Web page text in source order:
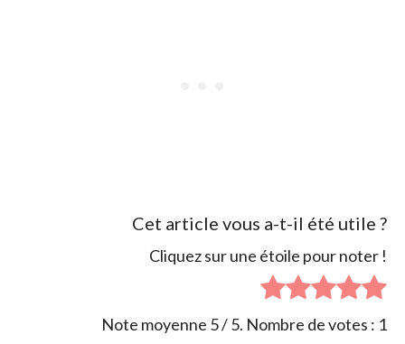
Cet article vous a-t-il été utile ?
Cliquez sur une étoile pour noter !
Note moyenne 5/ 5. Nombre de votes : 1